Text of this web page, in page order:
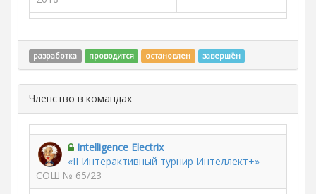
разработка проводится остановлен завершён
Членство в командах
Intelligence Electrix
«II Интерактивный турнир Интеллект+»
СОШ № 65/23